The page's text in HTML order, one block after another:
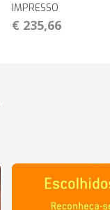
IMPRESSO
€ 235,66